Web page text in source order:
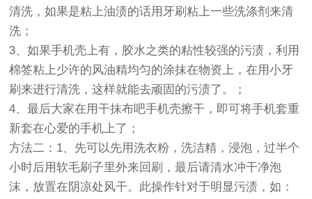
清洗，如果是粘上油渍的话用牙刷粘上一些洗涤剂来清
洗；
3、如果手机壳上有，胶水之类的粘性较强的污渍，利用
棉签粘上少许的风油精均匀的涂抹在物资上，在用小牙
刷来进行清洗，这样就能去顽固的污渍了。；
4、最后大家在用干抹布吧手机壳擦干，即可将手机套重
新套在心爱的手机上了；
方法二：1、先可以先用洗衣粉，洗洁精，浸泡，过半个
小时后用软毛刷子里外来回刷，最后请清水冲干净泡
沫，放置在阴凉处风干。此操作针对于明显污渍，如：